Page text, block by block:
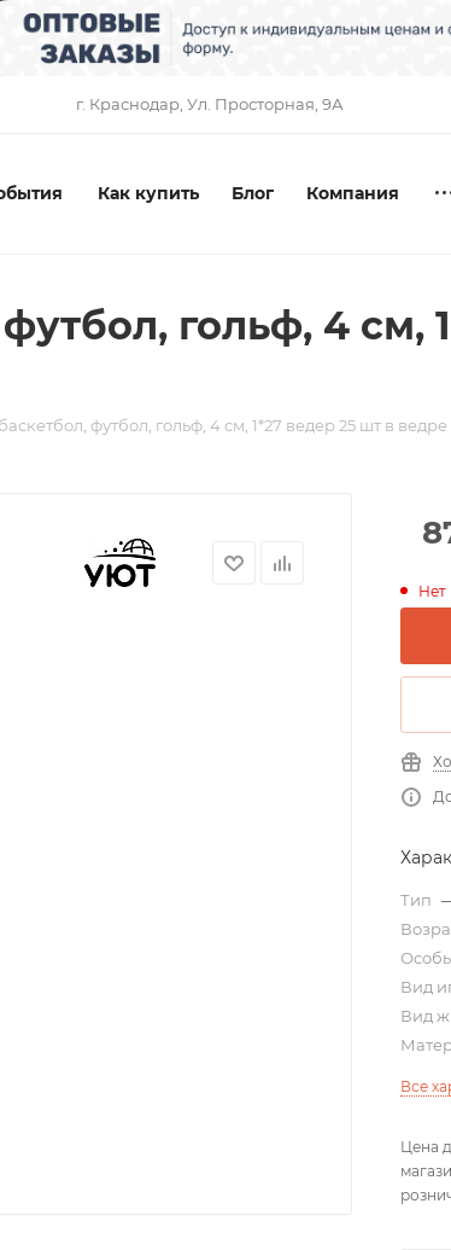
г. Краснодар, ​Ул. Просторная, 9А
Как купить Блог Компания
гольф, 4 см,
футбол, гольф, 4 см, 1*27 ведер 25 шт в ведре
Нет
Тип
Вид
Вид
Все
Цена